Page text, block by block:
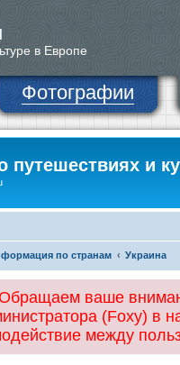
в Европе
Фотографии
путешествиях и
по странам Украина
Обращаем ваше
(Foxy) в
между